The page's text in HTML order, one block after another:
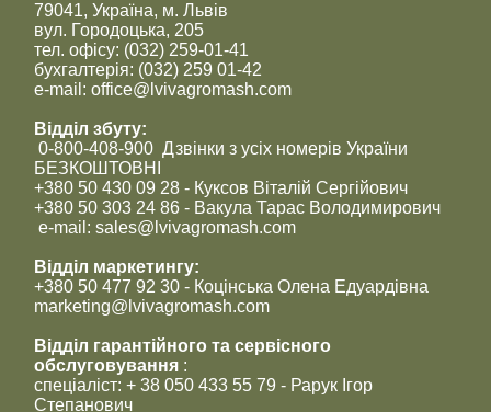
79041, Україна, м. Львів
вул. Городоцька, 205
тел. офісу: (032) 259-01-41
бухгалтерія: (032) 259 01-42
e-mail: office@lvivagromash.com
Відділ збуту:
0-800-408-900 Дзвінки з усіх номерів України
БЕЗКОШТОВНІ
+380 50 430 09 28 - Куксов Віталій Сергійович
+380 50 303 24 86 - Вакула Тарас Володимирович
e-mail: sales@lvivagromash.com
Відділ маркетингу:
+380 50 477 92 30 - Коцінська Олена Едуардівна
marketing@lvivagromash.com
Відділ гарантійного та сервісного
обслуговування :
спеціаліст: + 38 050 433 55 79 - Рарук Ігор
Степанович